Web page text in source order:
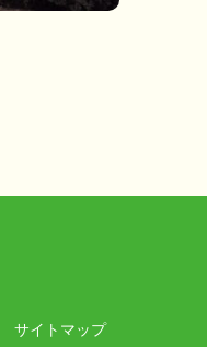
サイトマップ